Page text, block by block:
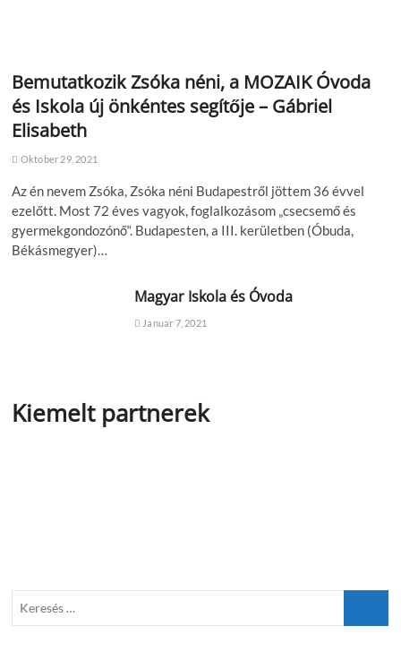
Bemutatkozik Zsóka néni, a MOZAIK Óvoda
és Iskola új önkéntes segítője – Gábriel
Elisabeth
Oktober 29, 2021
Az én nevem Zsóka, Zsóka néni Budapestről jöttem 36 évvel
ezelőtt. Most 72 éves vagyok, foglalkozásom „csecsemő és
gyermekgondozónő“. Budapesten, a III. kerületben (Óbuda,
Békásmegyer)…
Magyar Iskola és Óvoda
Januar 7, 2021
Kiemelt partnerek